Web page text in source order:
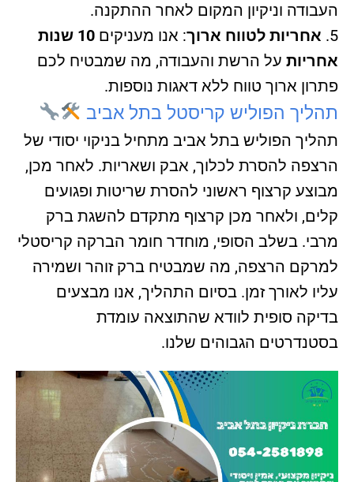
העבודה וניקיון המקום לאחר ההתקנה.
אחריות לטווח ארוך: אנו מעניקים
10 שנות
אחריות על הרשת והעבודה, מה שמבטיח לכם
פתרון ארוך טווח ללא דאגות נוספות.
תהליך הפוליש קריסטל בתל אביב
תהליך הפוליש בתל אביב מתחיל בניקוי יסודי של
הרצפה להסרת לכלוך, אבק ושאריות. לאחר מכן,
מבוצע קרצוף ראשוני להסרת שריטות ופגועים
קלים, ולאחר מכן קרצוף מתקדם להשגת ברק
מרבי. בשלב הסופי, מוחדר חומר הברקה קריסטלי
למרקם הרצפה, מה שמבטיח ברק זוהר ושמירה
עליו לאורך זמן. בסיום התהליך, אנו מבצעים
בדיקה סופית לוודא שהתוצאה עומדת
בסטנדרטים הגבוהים שלנו.